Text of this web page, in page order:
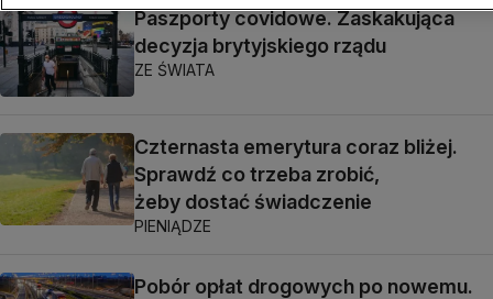
Paszporty covidowe. Zaskakująca
decyzja brytyjskiego rządu
ZE ŚWIATA
Czternasta emerytura coraz bliżej.
Sprawdź co trzeba zrobić,
żeby dostać świadczenie
PIENIĄDZE
Pobór opłat drogowych po nowemu.